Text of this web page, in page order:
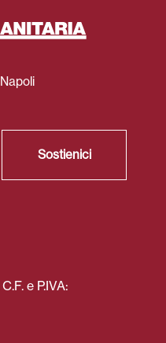
Sostienici
e P.IVA: